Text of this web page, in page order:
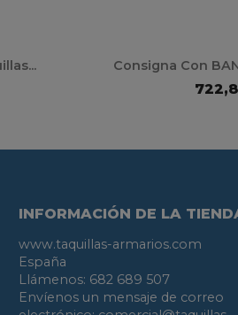
Consigna Con
INFORMACIÓN DE LA
www.taquillas-armarios.com
España
Llámenos: 682 689 507
Envíenos un mensaje de correo